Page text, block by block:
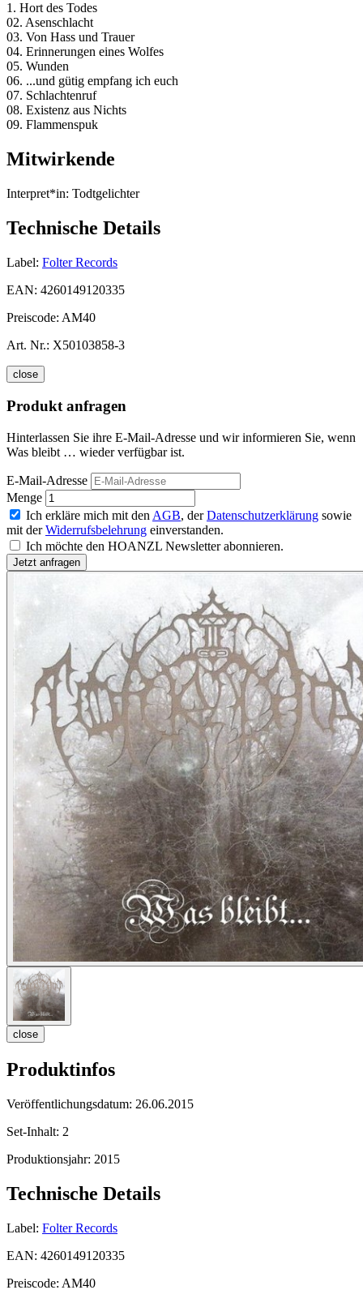
1. Hort des Todes
02. Asenschlacht
03. Von Hass und Trauer
04. Erinnerungen eines Wolfes
05. Wunden
06. ...und gütig empfang ich euch
07. Schlachtenruf
08. Existenz aus Nichts
09. Flammenspuk
Mitwirkende
Interpret*in: Todtgelichter
Technische Details
Label: Folter Records
EAN: 4260149120335
Preiscode: AM40
Art. Nr.: X50103858-3
close
Produkt anfragen
Hinterlassen Sie ihre E-Mail-Adresse und wir informieren Sie, wenn
Was bleibt … wieder verfügbar ist.
E-Mail-Adresse
Menge
Ich erkläre mich mit den AGB, derDatenschutzerklärung sowie
mit derWiderrufsbelehrung einverstanden.
Ich möchte den HOANZL Newsletter abonnieren.
close
Produktinfos
Veröffentlichungsdatum: 26.06.2015
Set-Inhalt: 2
Produktionsjahr: 2015
Technische Details
Label: Folter Records
EAN: 4260149120335
Preiscode: AM40